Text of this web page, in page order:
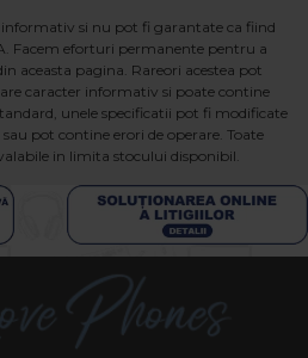
si nu pot fi garantate ca fiind
Facem eforturi permanente pentru a
aceasta pagina. Rareori acestea pot
caracter informativ si poate contine
unele specificatii pot fi modificate
pot contine erori de operare. Toate
in limita stocului disponibil.